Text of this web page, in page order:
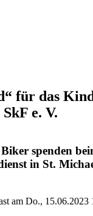
für das
e. V.
spenden
in St.
am Do., 15.06.2023